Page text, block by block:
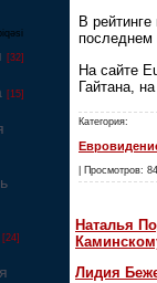
[32]
[15]
[24]
В
последнем
На сайте
Гайтана,
Категория:
| Просмотров:
Наталья
Лидия